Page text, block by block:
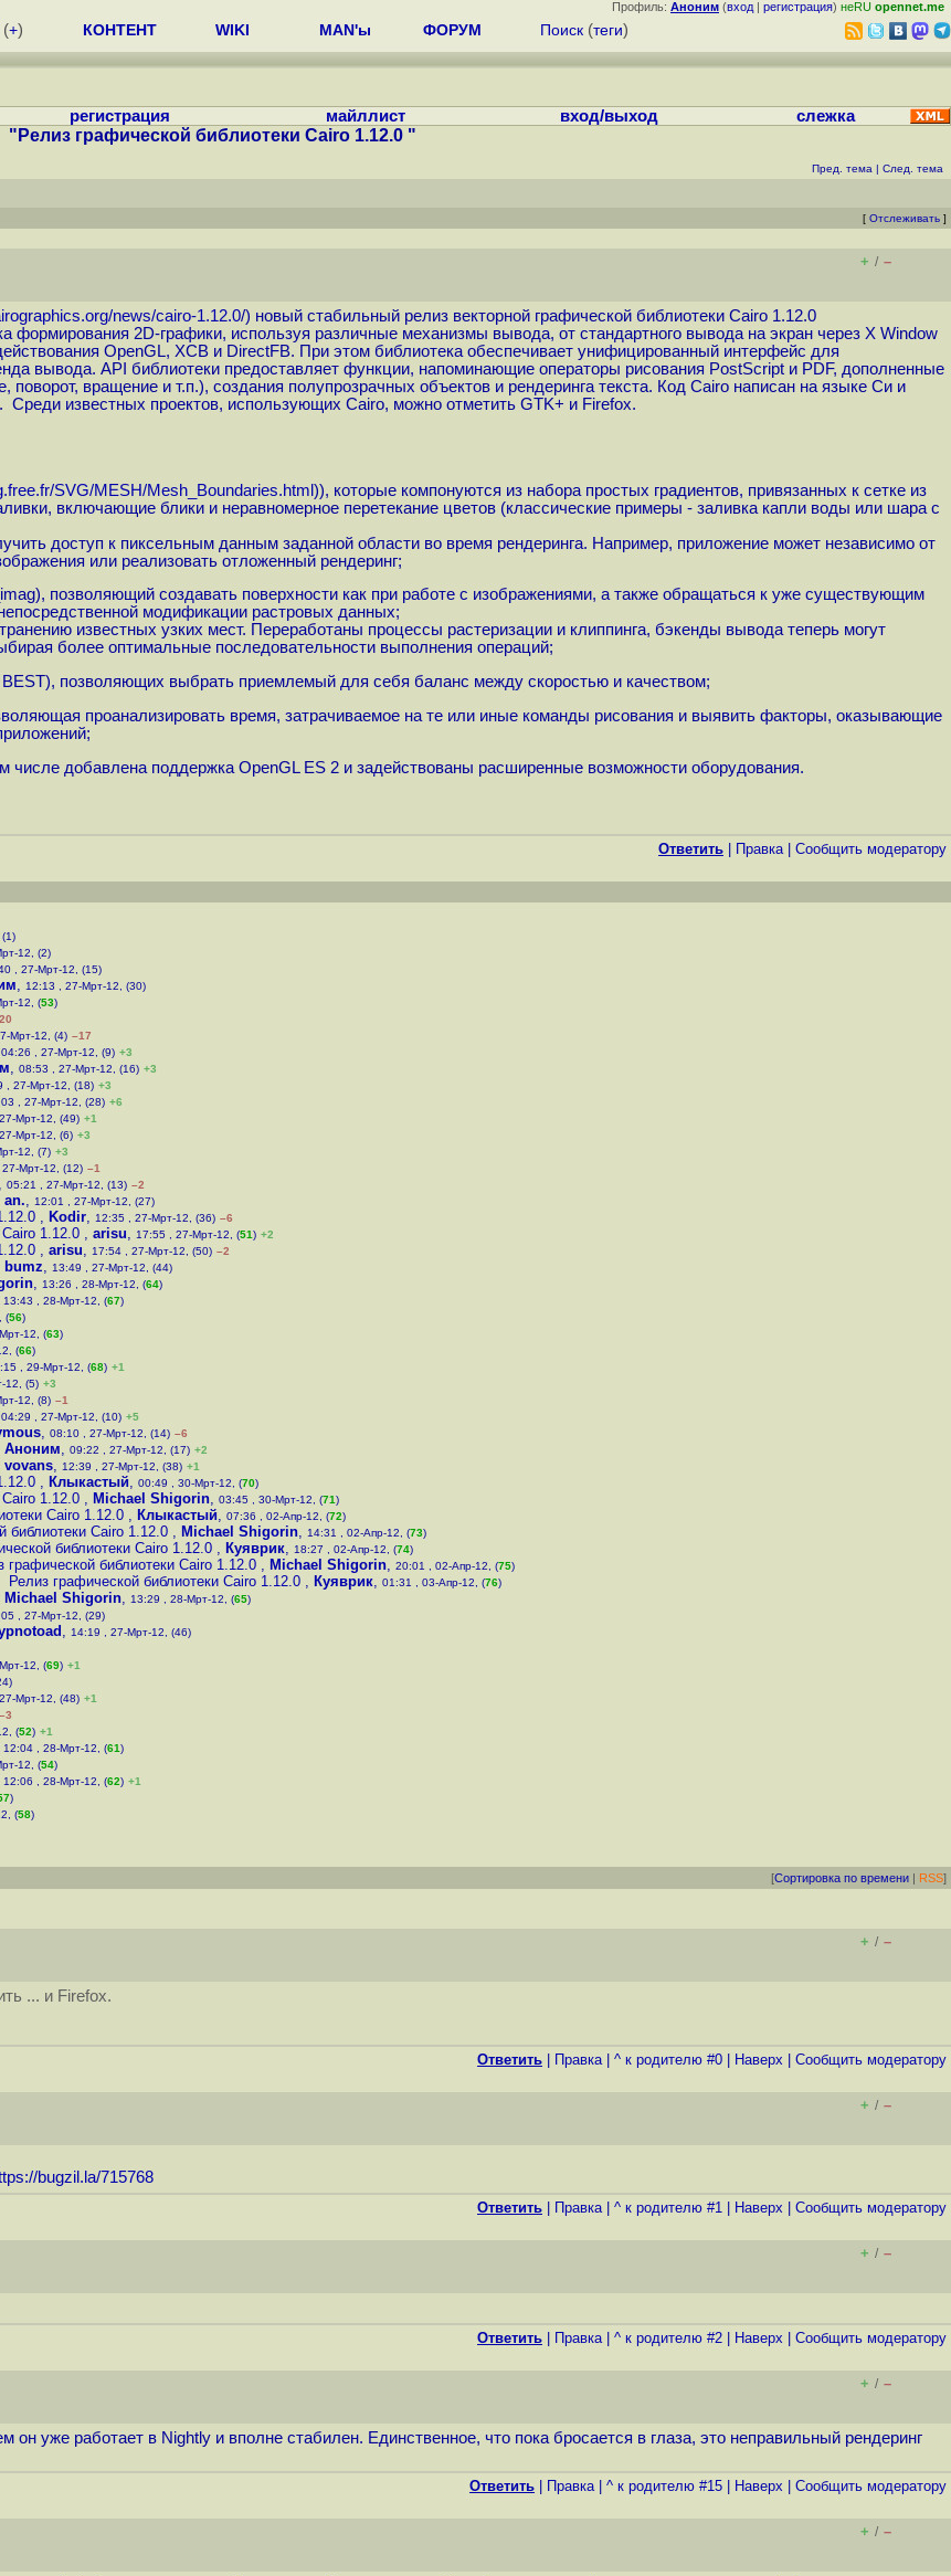
Профиль: Аноним (вход | регистрация) неRU opennet.me
(+) КОНТЕНТ WIKI MAN'ы ФОРУМ Поиск (теги)
регистрация майллист вход/выход слежка
"Релиз графической библиотеки Cairo 1.12.0 "
Пред. тема | След. тема
[ Отслеживать ]
+ / –
news/cairo-1.12.0/) новый стабильный релиз векторной графической библиотеки Cairo 1.12.0
формирования 2D-графики, используя различные механизмы вывода, от стандартного вывода на экран через X Window
OpenGL, XCB и DirectFB. При этом библиотека обеспечивает унифицированный интерфейс для
вывода. API библиотеки предоставляет функции, напоминающие операторы рисования PostScript и PDF, дополненные
вращение и т.п.), создания полупрозрачных объектов и рендеринга текста. Код Cairo написан на языке Си и
известных проектов, использующих Cairo, можно отметить GTK+ и Firefox.
SVG/MESH/Mesh_Boundaries.html )), которые компонуются из набора простых градиентов, привязанных к сетке из
включающие блики и неравномерное перетекание цветов (классические примеры - заливка капли воды или шара с
доступ к пиксельным данным заданной области во время рендеринга. Например, приложение может независимо от
или реализовать отложенный рендеринг;
позволяющий создавать поверхности как при работе с изображениями, а также обращаться к уже существующим
модификации растровых данных;
известных узких мест. Переработаны процессы растеризации и клиппинга, бэкенды вывода теперь могут
более оптимальные последовательности выполнения операций;
позволяющих выбрать приемлемый для себя баланс между скоростью и качеством;
проанализировать время, затрачиваемое на те или иные команды рисования и выявить факторы, оказывающие
добавлена поддержка OpenGL ES 2 и задействованы расширенные возможности оборудования.
Ответить Правка| Cообщить модератору
12, (2)
, 27-Мрт-12, (15)
, 12:13 , 27-Мрт-12, (30)
12, (53)
Мрт-12, (4) –17
04:26 , 27-Мрт-12, (9) +3
, 08:53 , 27-Мрт-12, (16) +3
, 27-Мрт-12, (18) +3
, 27-Мрт-12, (28) +6
Мрт-12, (49) +1
Мрт-12, (6) +3
12, (7) +3
Мрт-12, (12) –1
05:21 , 27-Мрт-12, (13) –2
an., 12:01 , 27-Мрт-12, (27)
, Kodir, 12:35 , 27-Мрт-12, (36) –6
1.12.0 , arisu, 17:55 , 27-Мрт-12, (51) +2
, arisu, 17:54 , 27-Мрт-12, (50) –2
bumz, 13:49 , 27-Мрт-12, (44)
, 13:26 , 28-Мрт-12, (64)
13:43 , 28-Мрт-12, (67)
(56)
12, (63)
(66)
, 29-Мрт-12, (68) +1
12, (5) +3
12, (8) –1
04:29 , 27-Мрт-12, (10) +5
, 08:10 , 27-Мрт-12, (14) –6
Аноним, 09:22 , 27-Мрт-12, (17) +2
vovans, 12:39 , 27-Мрт-12, (38) +1
, Клыкастый, 00:49 , 30-Мрт-12, (70)
1.12.0 , Michael Shigorin, 03:45 , 30-Мрт-12, (71)
Cairo 1.12.0 , Клыкастый, 07:36 , 02-Апр-12, (72)
библиотеки Cairo 1.12.0 , Michael Shigorin, 14:31 , 02-Апр-12, (73)
библиотеки Cairo 1.12.0 , Куяврик, 18:27 , 02-Апр-12, (74)
графической библиотеки Cairo 1.12.0 , Michael Shigorin, 20:01 , 02-Апр-12, (75)
Релиз графической библиотеки Cairo 1.12.0 , Куяврик, 01:31 , 03-Апр-12, (76)
Michael Shigorin, 13:29 , 28-Мрт-12, (65)
, 27-Мрт-12, (29)
, 14:19 , 27-Мрт-12, (46)
12, (69) +1
Мрт-12, (48) +1
–3
(52) +1
12:04 , 28-Мрт-12, (61)
12, (54)
12:06 , 28-Мрт-12, (62) +1
)
(58)
[Сортировка по времени | RSS]
+ / –
... и Firefox.
Ответить Правка| ^ к родителю #0 Наверх Cообщить модератору
+ / –
bugzil.la/715768
Ответить Правка| ^ к родителю #1 Наверх Cообщить модератору
+ / –
Ответить Правка| ^ к родителю #2 Наверх Cообщить модератору
+ / –
он уже работает в Nightly и вполне стабилен. Единственное, что пока бросается в глаза, это неправильный рендеринг
Ответить Правка| ^ к родителю #15 Наверх Cообщить модератору
+ / –